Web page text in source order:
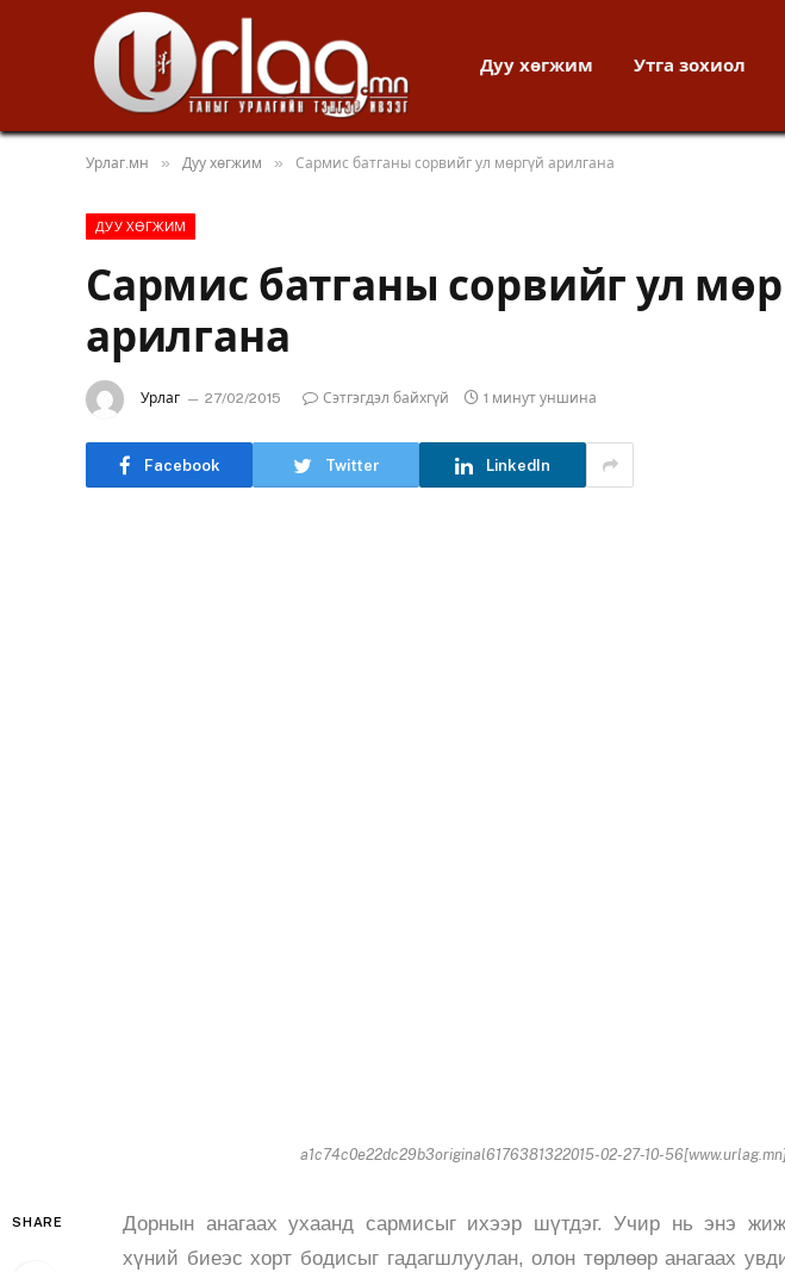
Дуу хөгжим Утга зохиол
Урлаг.мн » Дуу хөгжим » Сармис батганы сорвийг ул мөргүй арилгана
ДУУ ХӨГЖИМ
Сармис батганы сорвийг ул
арилгана
Урлаг 27/02/2015 Сэтгэгдэл байхгүй 1 минут уншина
Facebook Twitter LinkedIn
a1c74c0e22dc29b3original6176381322015-02-27-10-
SHARE
Дорнын анагаах ухаанд сармисыг ихээр шүтдэг. Учир нь энэ
хүний биеэс хорт бодисыг гадагшлуулан, олон төрлөөр анагаах